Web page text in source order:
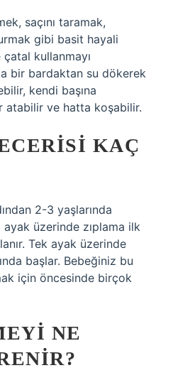
saçını taramak,
gibi basit hayali
kullanmayı
bir bardaktan su dökerek
kendi başına
atabilir ve hatta koşabilir.
KAÇ
2-3 yaşlarında
üzerinde zıplama ilk
Tek ayak üzerinde
başlar. Bebeğiniz bu
için öncesinde birçok
NE